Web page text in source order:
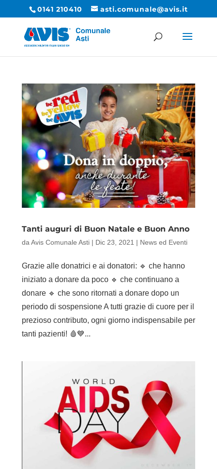
0141 210410 asti.comunale@avis.it
Tanti auguri di Buon Natale e Buon Anno
da Avis Comunale Asti| Dic 23, 2021 | News ed Eventi
Grazie alle donatrici e ai donatori: 🔹 che hanno
iniziato a donare da poco 🔹 che continuano a
donare 🔹 che sono ritornati a donare dopo un
periodo di sospensione A tutti grazie di cuore per il
prezioso contributo, ogni giorno indispensabile per
tanti pazienti! 🩸💙...